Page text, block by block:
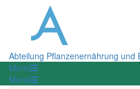
Abteilung Pflanzenernährung und
Menü
Menü